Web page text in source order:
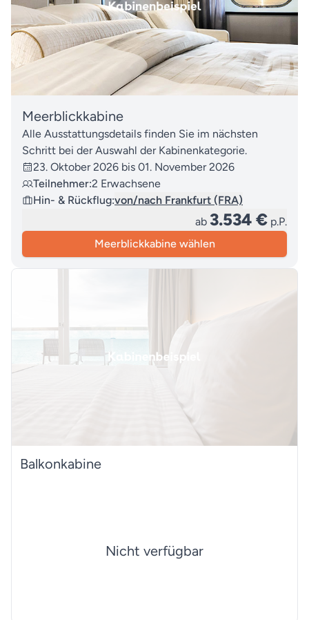
Meerblickkabine
Alle Ausstattungsdetails finden Sie im nächsten
Schritt bei der Auswahl der Kabinenkategorie.
23. Oktober 2026 bis 01. November 2026
Teilnehmer:2 Erwachsene
Hin- & Rückflug:
von/nach Frankfurt (FRA)
ab 3.534 € p.P.
Meerblickkabine wählen
Balkonkabine
Nicht verfügbar